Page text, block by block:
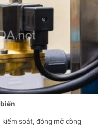
soát, đóng mở dòng